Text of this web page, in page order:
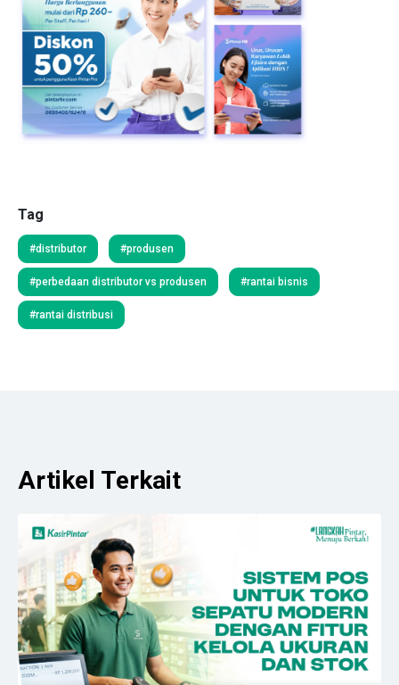
Tag
#distributor #produsen
#perbedaan distributor vs produsen #rantai bisnis
#rantai distribusi
Artikel Terkait